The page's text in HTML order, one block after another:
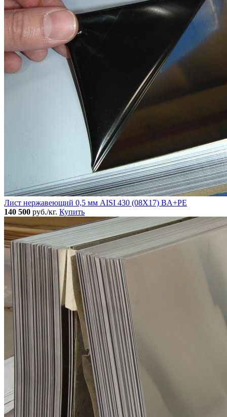
Лист нержавеющий 0,5 мм AISI 430 (08Х17) BA+PE
140 500 руб./кг. Купить